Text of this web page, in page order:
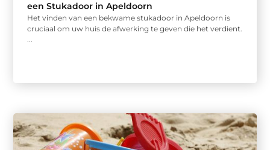
een Stukadoor in Apeldoorn
Het vinden van een bekwame stukadoor in Apeldoorn is
cruciaal om uw huis de afwerking te geven die het verdient.
...